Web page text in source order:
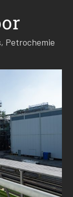
, Petrochemie